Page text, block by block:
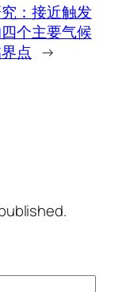
：接近触发
个主要气候
点 →